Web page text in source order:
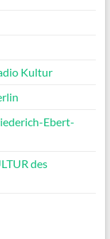
Kultur
Ebert-
des